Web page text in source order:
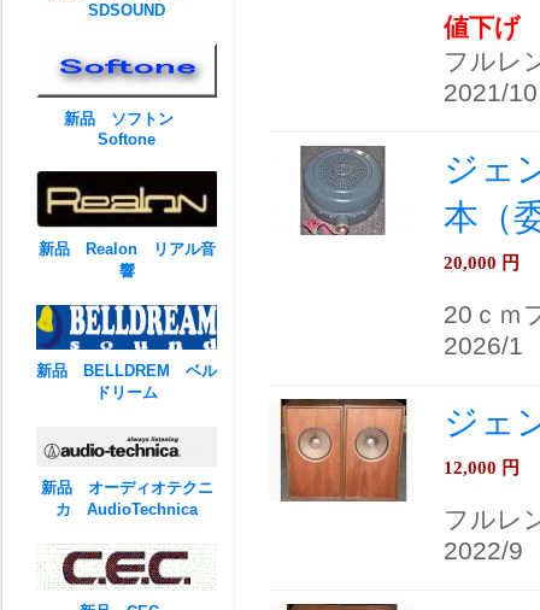
値下げ
フルレ
2021/10
ジェ
本（
20,000 円
20ｃｍ
2026/1
ジェ
12,000 円
フルレ
2022/9
SDSOUND
新品 ソフトン
Softone
新品 Realon リアル音
響
新品 BELLDREM ベル
ドリーム
新品 オーディオテクニ
カ AudioTechnica